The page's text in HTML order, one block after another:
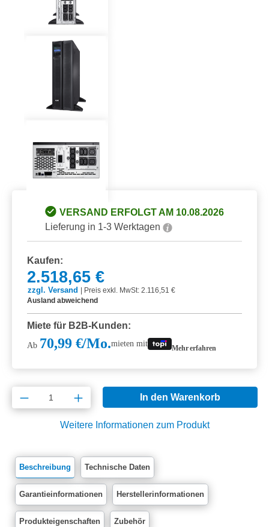
VERSAND ERFOLGT AM 10.08.2026
Lieferung in 1-3 Werktagen
Kaufen:
2.518,65 €
zzgl. Versand
Preis exkl. MwSt: 2.116,51 €
Ausland abweichend
Miete für B2B-Kunden:
Ab 70,99 €/Mo.mieten mit Mehr erfahren
Produkt Anzahl: Gib den gewünschten
In den Warenkorb
Weitere Informationen zum Produkt
Beschreibung Technische Daten
Garantieinformationen Herstellerinformationen
Produkteigenschaften Zubehör